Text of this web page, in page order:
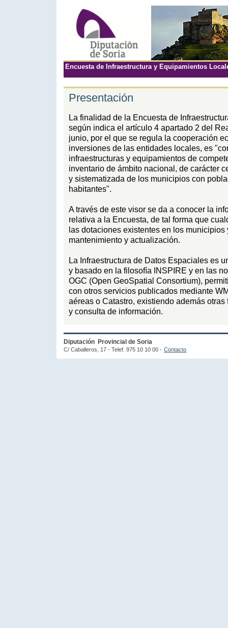
Encuesta de Infraestructura y Equipamientos
Presentación
La finalidad de la Encuesta de
según indica el artículo 4 apartado 2 del
junio, por el que se regula la cooperación
inversiones de las entidades locales, es
infraestructuras y equipamientos de
inventario de ámbito nacional, de carácter
y sistematizada de los municipios con
habitantes".
A través de este visor se da a conocer la
relativa a la Encuesta, de tal forma que
las dotaciones existentes en los municipios
mantenimiento y actualización.
La Infraestructura de Datos Espaciales es
y basado en la filosofía INSPIRE y en las
OGC (Open GeoSpatial Consortium),
con otros servicios publicados mediante
aéreas o Catastro, existiendo además
y consulta de información.
Diputación Provincial de Soria
C/ Caballeros, 17 - Telef. 975 10 10 00 - Contacto